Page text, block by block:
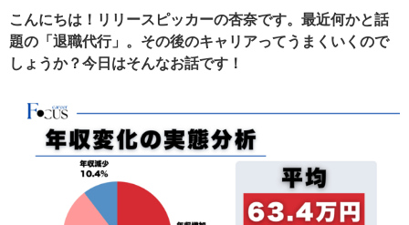
こんにちは！リリースピッカーの杏奈です。最近何かと話
題の「退職代行」。その後のキャリアってうまくいくので
しょうか？今日はそんなお話です！